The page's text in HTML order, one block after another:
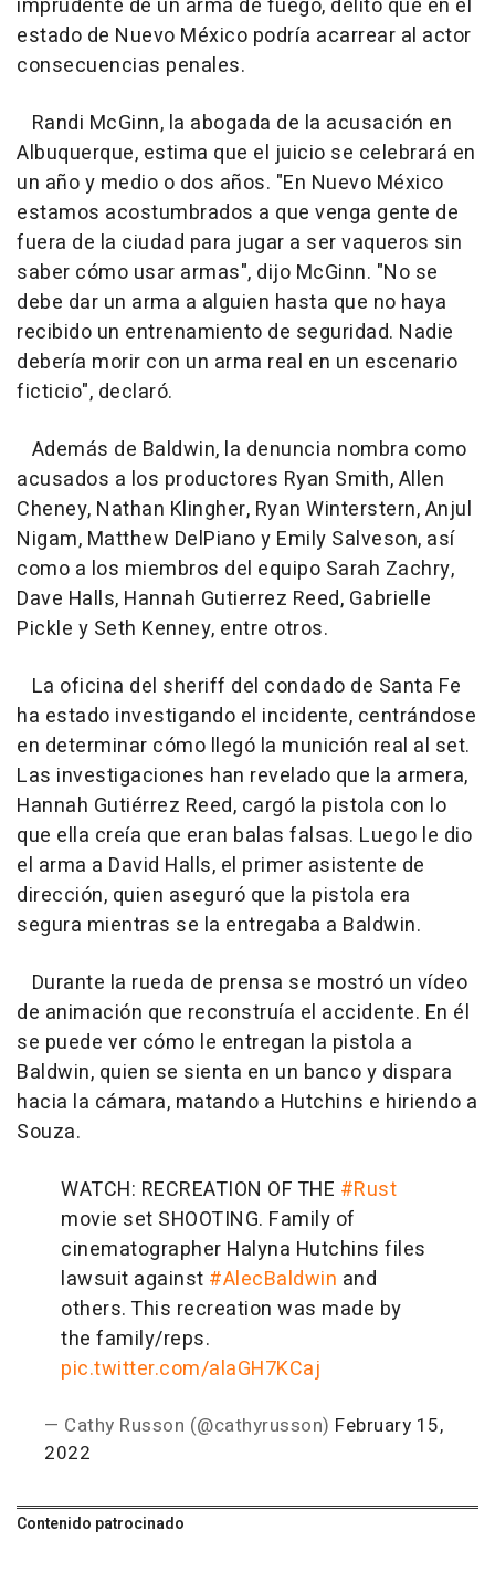
estado de Nuevo México podría acarrear al actor
consecuencias penales.
Randi McGinn, la abogada de la acusación en
Albuquerque, estima que el juicio se celebrará en
un año y medio o dos años. "En Nuevo México
estamos acostumbrados a que venga gente de
fuera de la ciudad para jugar a ser vaqueros sin
saber cómo usar armas", dijo McGinn. "No se
debe dar un arma a alguien hasta que no haya
recibido un entrenamiento de seguridad. Nadie
debería morir con un arma real en un escenario
ficticio", declaró.
Además de Baldwin, la denuncia nombra como
acusados a los productores Ryan Smith, Allen
Cheney, Nathan Klingher, Ryan Winterstern, Anjul
Nigam, Matthew DelPiano y Emily Salveson, así
como a los miembros del equipo Sarah Zachry,
Dave Halls, Hannah Gutierrez Reed, Gabrielle
Pickle y Seth Kenney, entre otros.
La oficina del sheriff del condado de Santa Fe
ha estado investigando el incidente, centrándose
en determinar cómo llegó la munición real al set.
Las investigaciones han revelado que la armera,
Hannah Gutiérrez Reed, cargó la pistola con lo
que ella creía que eran balas falsas. Luego le dio
el arma a David Halls, el primer asistente de
dirección, quien aseguró que la pistola era
segura mientras se la entregaba a Baldwin.
Durante la rueda de prensa se mostró un vídeo
de animación que reconstruía el accidente. En él
se puede ver cómo le entregan la pistola a
Baldwin, quien se sienta en un banco y dispara
hacia la cámara, matando a Hutchins e hiriendo a
Souza.
WATCH: RECREATION OF THE #Rust
movie set SHOOTING. Family of
cinematographer Halyna Hutchins files
lawsuit against #AlecBaldwin and
others. This recreation was made by
the family/reps.
pic.twitter.com/alaGH7KCaj
— Cathy Russon (@cathyrusson) February 15,
2022
Contenido patrocinado